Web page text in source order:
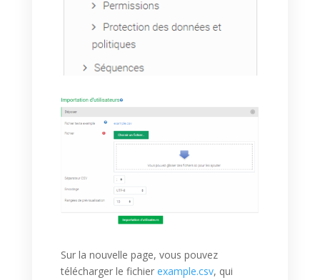
Sur la nouvelle page, vous pouvez
télécharger le fichier example.csv, qui